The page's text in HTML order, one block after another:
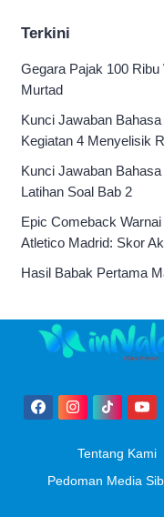
Terkini
Gegara Pajak 100 Ribu
Murtad
Kunci Jawaban
Kegiatan 4 Menyelisik
Kunci Jawaban
Latihan Soal Bab 2
Epic Comeback
Atletico Madrid: Skor
Hasil Babak Pertama
Tentang Kami
Pedoman Media